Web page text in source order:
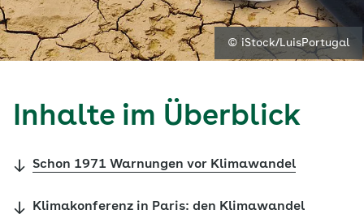
© iStock/LuisPortugal
Inhalte im Überblick
Schon 1971 Warnungen vor Klimawandel
Klimakonferenz in Paris: den Klimawandel